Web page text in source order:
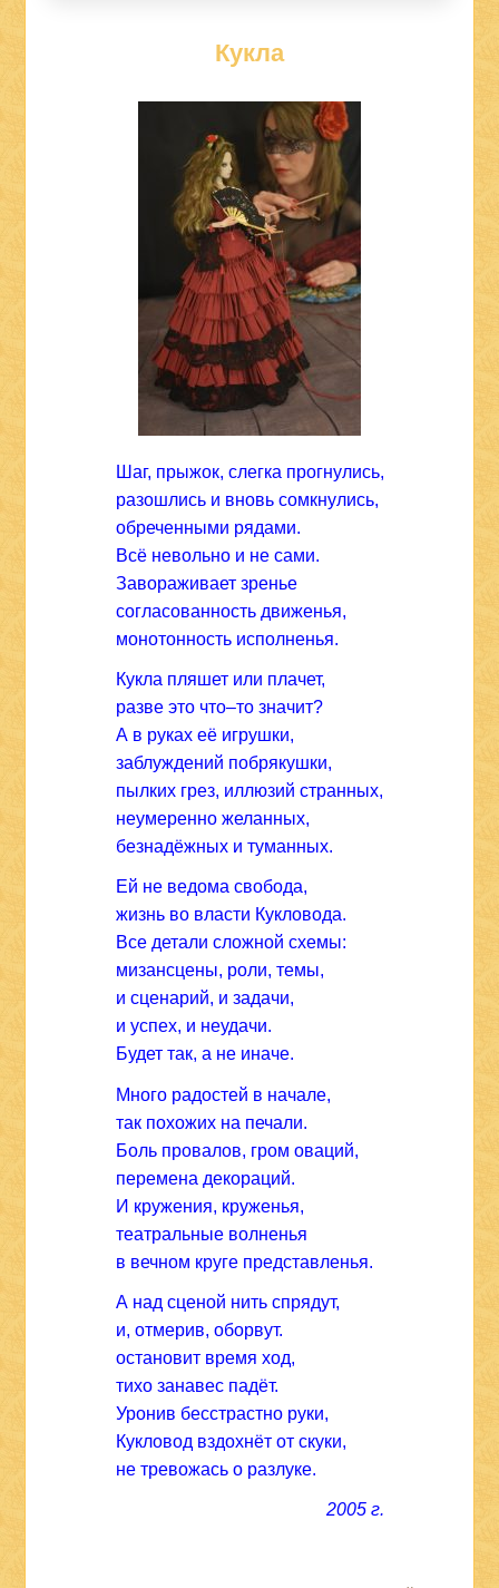
Кукла
Шаг, прыжок, слегка прогнулись,
разошлись и вновь сомкнулись,
обреченными рядами.
Всё невольно и не сами.
Завораживает зренье
согласованность движенья,
монотонность исполненья.
Кукла пляшет или плачет,
разве это что–то значит?
А в руках её игрушки,
заблуждений побрякушки,
пылких грез, иллюзий странных,
неумеренно желанных,
безнадёжных и туманных.
Ей не ведома свобода,
жизнь во власти Кукловода.
Все детали сложной схемы:
мизансцены, роли, темы,
и сценарий, и задачи,
и успех, и неудачи.
Будет так, а не иначе.
Много радостей в начале,
так похожих на печали.
Боль провалов, гром оваций,
перемена декораций.
И кружения, круженья,
театральные волненья
в вечном круге представленья.
А над сценой нить спрядут,
и, отмерив, оборвут.
остановит время ход,
тихо занавес падёт.
Уронив бесстрастно руки,
Кукловод вздохнёт от скуки,
не тревожась о разлуке.
2005 г.